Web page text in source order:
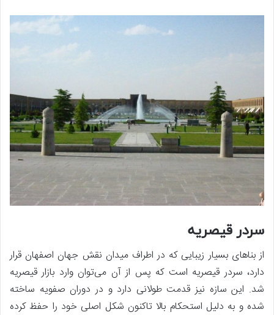
سردر قیصریه
از بناهای بسیار زیبایی که در اطراف میدان نقش جهان اصفهان قرار
دارد، سردر قیصریه است که پس از آن می‌توان وارد بازار قیصریه
شد. این سازه نیز قدمت طولانی دارد و در دوران صفویه ساخته
شده و به دلیل استحکام بالا تاکنون شکل اصلی خود را حفظ کرده